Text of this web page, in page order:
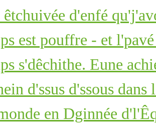
d'enfé
est pouffre - et l'pavé
s'dêchithe. Eune
d'ssus d'ssous dans
en Dginnée